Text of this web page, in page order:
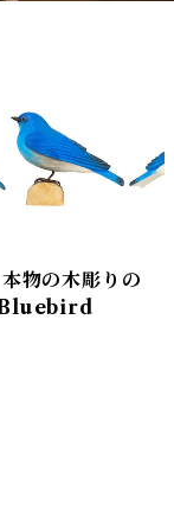
の木彫りの
Bluebird